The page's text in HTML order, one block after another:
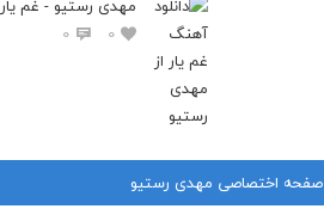
غما و غصه هامون
صدای من تو هستی
میخوام که فکر کنم باز
مهدی رستیو - غم یار
0
0
صفحه اختصاصی مهدی رستیو